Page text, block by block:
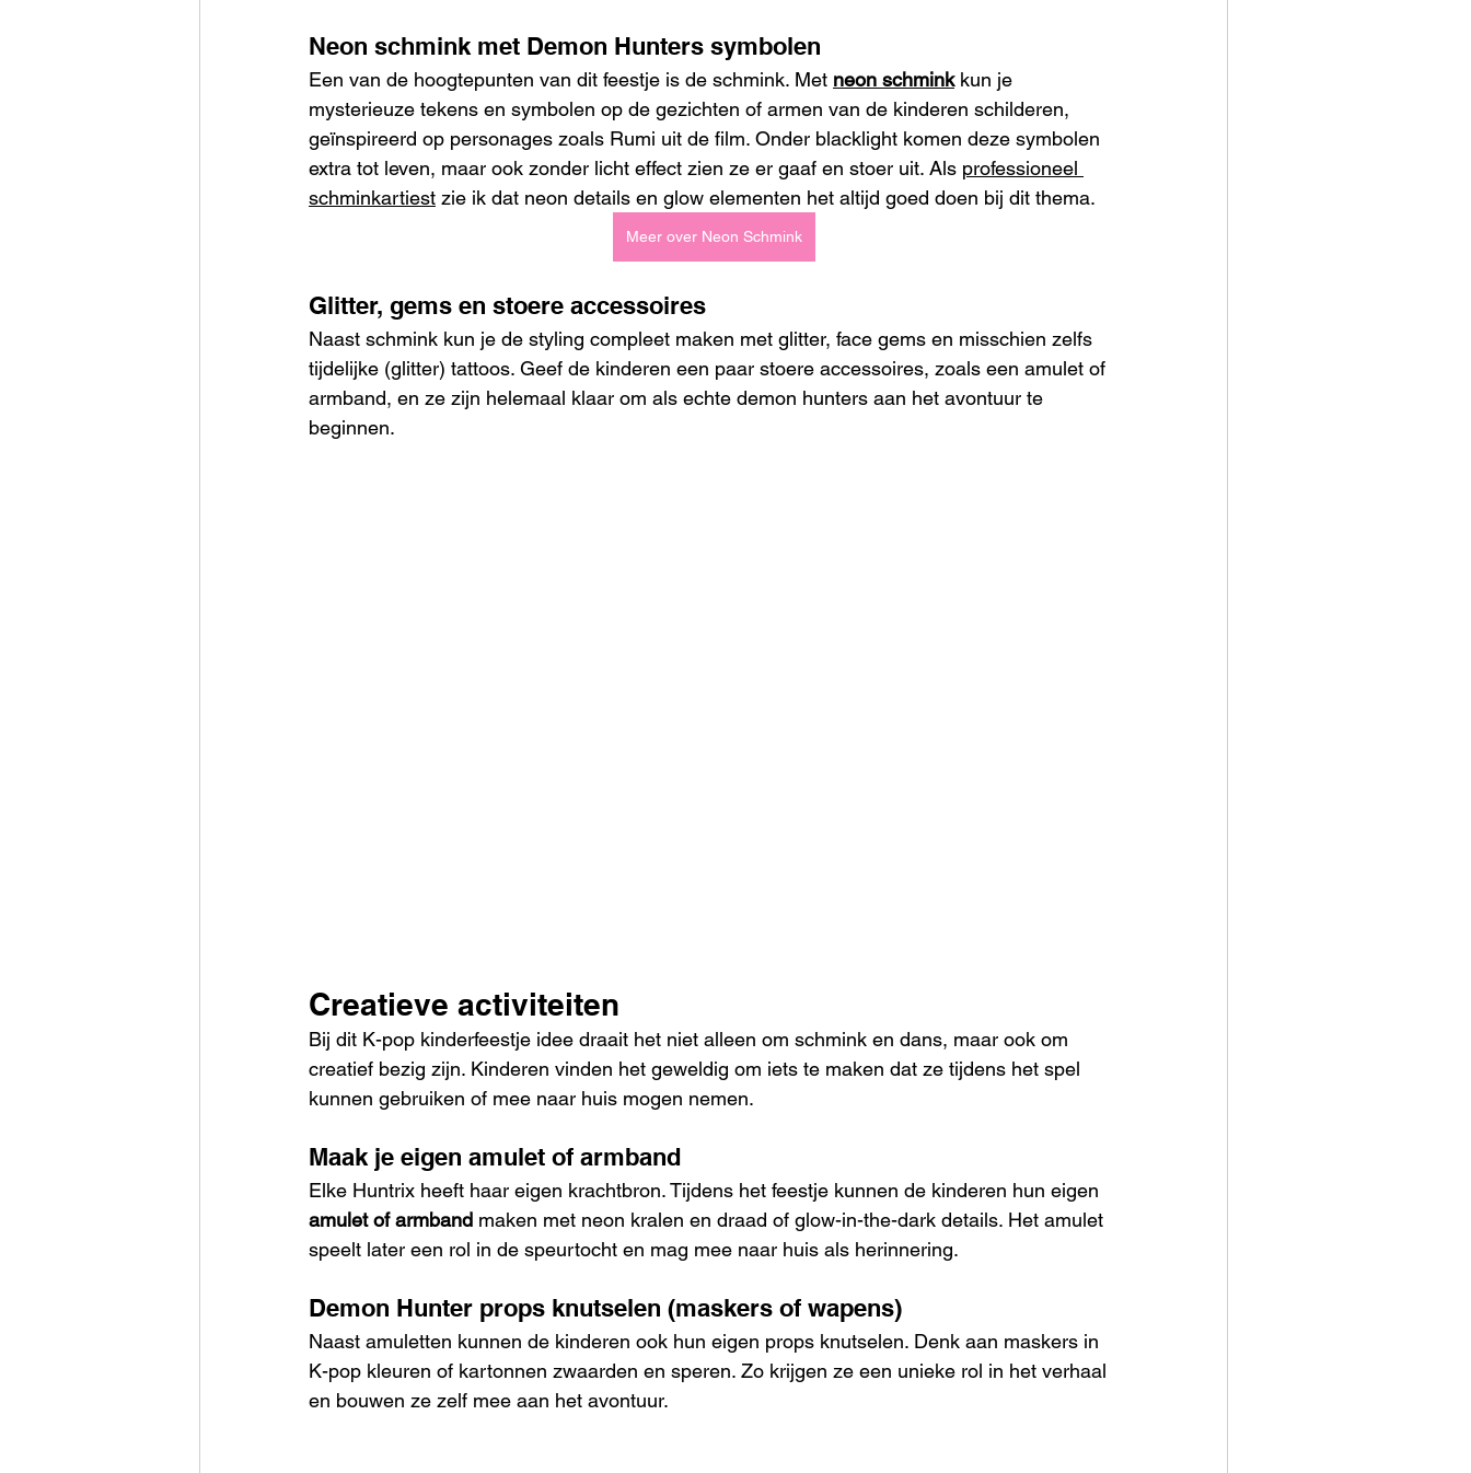
Neon schmink met Demon Hunters symbolen
Een van de hoogtepunten van dit feestje is de schmink. Met neon schmink kun je
mysterieuze tekens en symbolen op de gezichten of armen van de kinderen schilderen,
geïnspireerd op personages zoals Rumi uit de film. Onder blacklight komen deze symbolen
extra tot leven, maar ook zonder licht effect zien ze er gaaf en stoer uit. Als professioneel
schminkartiest zie ik dat neon details en glow elementen het altijd goed doen bij dit thema.
Meer over Neon Schmink
Glitter, gems en stoere accessoires
Naast schmink kun je de styling compleet maken met glitter, face gems en misschien zelfs
tijdelijke (glitter) tattoos. Geef de kinderen een paar stoere accessoires, zoals een amulet of
armband, en ze zijn helemaal klaar om als echte demon hunters aan het avontuur te
beginnen.
Creatieve activiteiten
Bij dit K-pop kinderfeestje idee draait het niet alleen om schmink en dans, maar ook om
creatief bezig zijn. Kinderen vinden het geweldig om iets te maken dat ze tijdens het spel
kunnen gebruiken of mee naar huis mogen nemen.
Maak je eigen amulet of armband
Elke Huntrix heeft haar eigen krachtbron. Tijdens het feestje kunnen de kinderen hun eigen
amulet of armband maken met neon kralen en draad of glow-in-the-dark details. Het amulet
speelt later een rol in de speurtocht en mag mee naar huis als herinnering.
Demon Hunter props knutselen (maskers of wapens)
Naast amuletten kunnen de kinderen ook hun eigen props knutselen. Denk aan maskers in
K-pop kleuren of kartonnen zwaarden en speren. Zo krijgen ze een unieke rol in het verhaal
en bouwen ze zelf mee aan het avontuur.